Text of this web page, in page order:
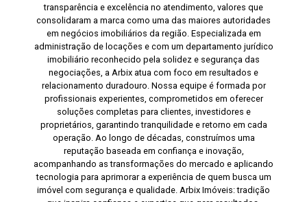
transparência e excelência no atendimento, valores que
consolidaram a marca como uma das maiores autoridades
em negócios imobiliários da região. Especializada em
administração de locações e com um departamento jurídico
imobiliário reconhecido pela solidez e segurança das
negociações, a Arbix atua com foco em resultados e
relacionamento duradouro. Nossa equipe é formada por
profissionais experientes, comprometidos em oferecer
soluções completas para clientes, investidores e
proprietários, garantindo tranquilidade e retorno em cada
operação. Ao longo de décadas, construímos uma
reputação baseada em confiança e inovação,
acompanhando as transformações do mercado e aplicando
tecnologia para aprimorar a experiência de quem busca um
imóvel com segurança e qualidade. Arbix Imóveis: tradição